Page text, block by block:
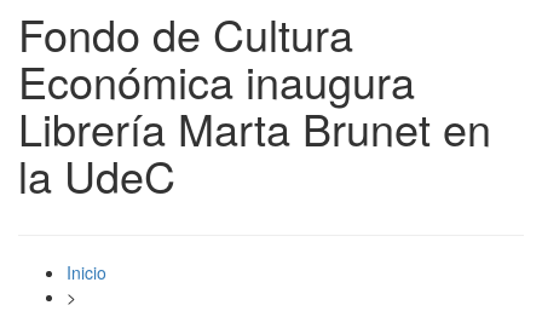
Fondo de Cultura
Económica inaugura
Librería Marta Brunet en
la UdeC
Inicio
>